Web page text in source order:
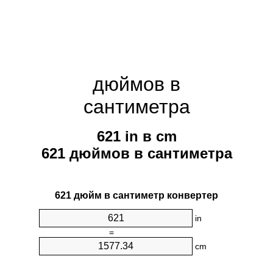
дюймов в
сантиметра
621 in в cm
621 дюймов в сантиметра
621 дюйм в сантиметр конвертер
in
=
cm